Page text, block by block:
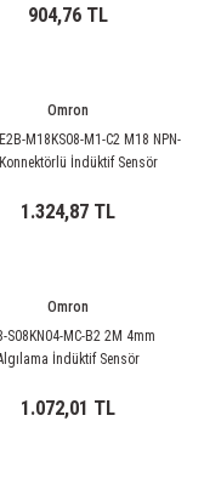
904,76 TL
Omron
M18KS08-M1-C2 M18 NPN-
Konnektörlü İndüktif Sensör
1.324,87 TL
Omron
S08KN04-MC-B2 2M 4mm
İndüktif Sensör
1.072,01 TL